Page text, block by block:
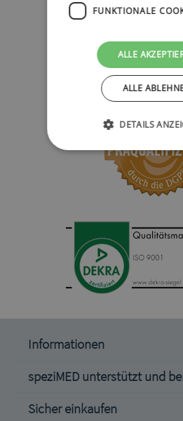
Informationen
speziMED unterstützt und
Sicher einkaufen
FUNKTIONALE
ALLE
ALLE
DETAILS